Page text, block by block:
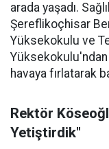
arada yaşadı.
Şereflikoçhisar
Yüksekokulu ve
havaya fırlatarak
Rektör
Yetiştirdik"